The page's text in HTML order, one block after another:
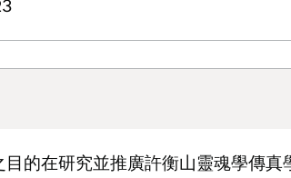
目的在研究並推廣許衡山靈魂學傳真